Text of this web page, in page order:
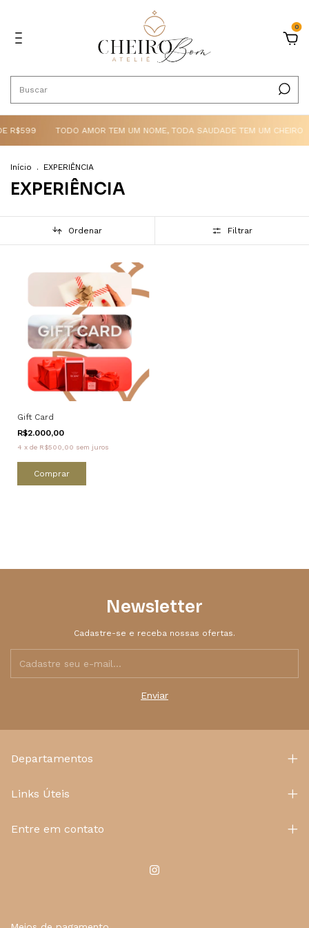
0
R$599 TODO AMOR TEM UM NOME, TODA SAUDADE TEM UM CHEIRO
Início . EXPERIÊNCIA
EXPERIÊNCIA
Ordenar Filtrar
Gift Card
R$2.000,00
4 x de R$500,00 sem juros
Comprar
Newsletter
Cadastre-se e receba nossas ofertas.
Departamentos
Links Úteis
Entre em contato